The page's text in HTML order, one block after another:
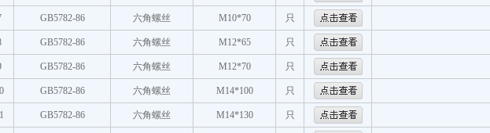
GB5782-86 六角螺丝 M10*70 只
GB5782-86 六角螺丝 M12*65 只
GB5782-86 六角螺丝 M12*70 只
GB5782-86 六角螺丝 M14*100 只
GB5782-86 六角螺丝 M14*130 只